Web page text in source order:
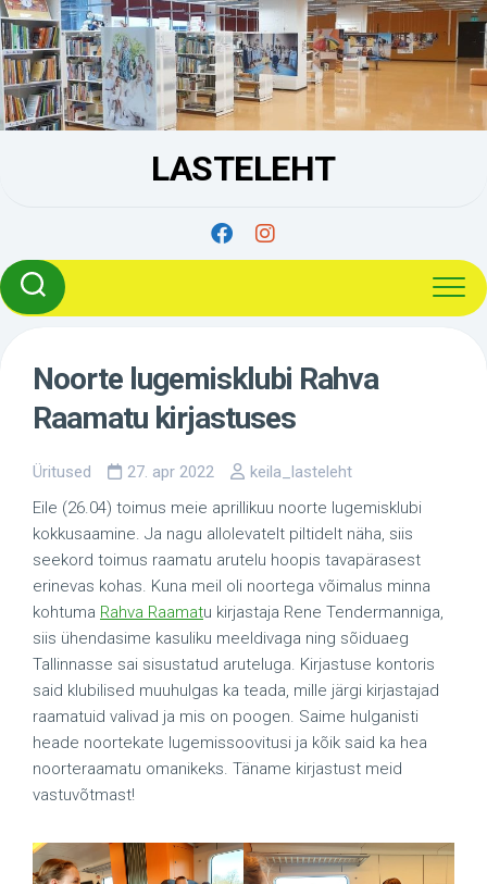
Skip
to
content
LASTELEHT
Noorte lugemisklubi Rahva
Raamatu kirjastuses
Üritused 27. apr 2022
keila_lasteleht
Eile (26.04) toimus meie aprillikuu noorte lugemisklubi
kokkusaamine. Ja nagu allolevatelt piltidelt näha, siis
seekord toimus raamatu arutelu hoopis tavapärasest
erinevas kohas. Kuna meil oli noortega võimalus minna
kohtuma Rahva Raamatu kirjastaja Rene Tendermanniga,
siis ühendasime kasuliku meeldivaga ning sõiduaeg
Tallinnasse sai sisustatud aruteluga. Kirjastuse kontoris
said klubilised muuhulgas ka teada, mille järgi kirjastajad
raamatuid valivad ja mis on poogen. Saime hulganisti
heade noortekate lugemissoovitusi ja kõik said ka hea
noorteraamatu omanikeks. Täname kirjastust meid
vastuvõtmast!